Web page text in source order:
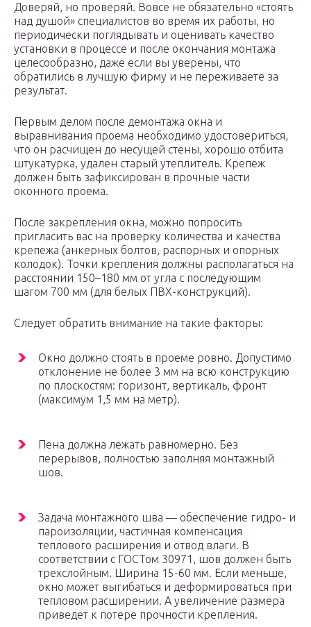
Доверяй, но проверяй. Вовсе не обязательно «стоять
над душой» специалистов во время их работы, но
периодически поглядывать и оценивать качество
установки в процессе и после окончания монтажа
целесообразно, даже если вы уверены, что
обратились в лучшую фирму и не переживаете за
результат.
Первым делом после демонтажа окна и
выравнивания проема необходимо удостовериться,
что он расчищен до несущей стены, хорошо отбита
штукатурка, удален старый утеплитель. Крепеж
должен быть зафиксирован в прочные части
оконного проема.
После закрепления окна, можно попросить
пригласить вас на проверку количества и качества
крепежа (анкерных болтов, распорных и опорных
колодок). Точки крепления должны располагаться на
расстоянии 150–180 мм от угла с последующим
шагом 700 мм (для белых ПВХ-конструкций).
Следует обратить внимание на такие факторы:
Окно должно стоять в проеме ровно. Допустимо
отклонение не более 3 мм на всю конструкцию
по плоскостям: горизонт, вертикаль, фронт
(максимум 1,5 мм на метр).
Пена должна лежать равномерно. Без
перерывов, полностью заполняя монтажный
шов.
Задача монтажного шва — обеспечение гидро- и
пароизоляции, частичная компенсация
теплового расширения и отвод влаги. В
соответствии с ГОСТом 30971, шов должен быть
трехслойным. Ширина 15-60 мм. Если меньше,
окно может выгибаться и деформироваться при
тепловом расширении. А увеличение размера
приведет к потере прочности крепления.